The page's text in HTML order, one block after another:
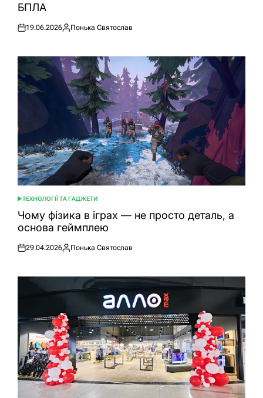
УБПЛА
Оприлюднено
19.06.2026
Опубліковано
Понька Святослав
ОПУБЛІКУВАТИ
У
ТЕХНОЛОГІЇ ТА ГАДЖЕТИ
Чому фізика в іграх — не просто деталь, а
основа геймплею
Оприлюднено
29.04.2026
Опубліковано
Понька Святослав